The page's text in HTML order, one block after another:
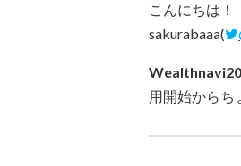
こんにちは！
sakurabaaa(
用開始からち